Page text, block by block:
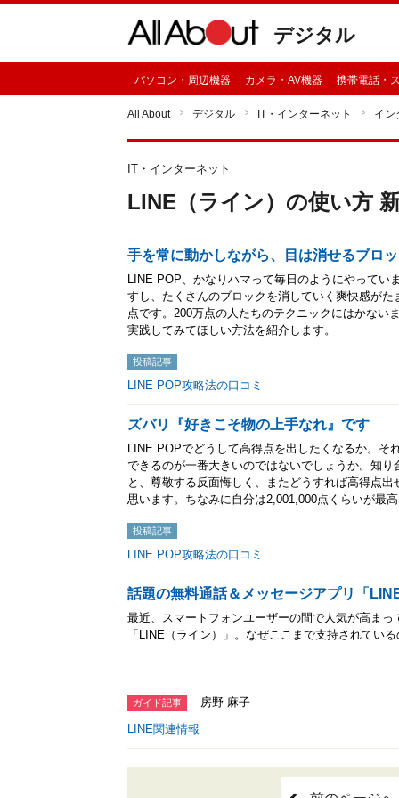
デジタル
パソコン・周辺機器 カメラ・AV機器 携帯電話・
All About デジタル IT・インターネット イン
IT・インターネット
LINE（ライン）の使い方
手を常に動かしながら、目は消せるブロッ
LINE POP、かなりハマって毎日のようにやってい
すし、たくさんのブロックを消していく爽快感が
点です。200万点の人たちのテクニックにはかない
実践してみてほしい方法を紹介します。
投稿記事
LINE POP攻略法の口コミ
ズバリ『好きこそ物の上手なれ』です
LINE POPでどうして高得点を出したくなるか。そ
できるのが一番大きいのではないでしょうか。知
と、尊敬する反面悔しく、またどうすれば高得点
思います。ちなみに自分は2,001,000点くらいが最
投稿記事
LINE POP攻略法の口コミ
話題の無料通話＆メッセージアプリ「
最近、スマートフォンユーザーの間で人気が高ま
「LINE（ライン）」。なぜここまで支持されてい
ガイド記事
房野 麻子
LINE関連情報